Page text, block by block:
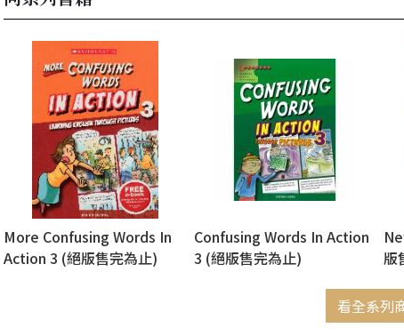
More Confusing Words In
Action 3 (絕版售完為止)
Confusing Words In Action
3 (絕版售完為止)
版
看全系列